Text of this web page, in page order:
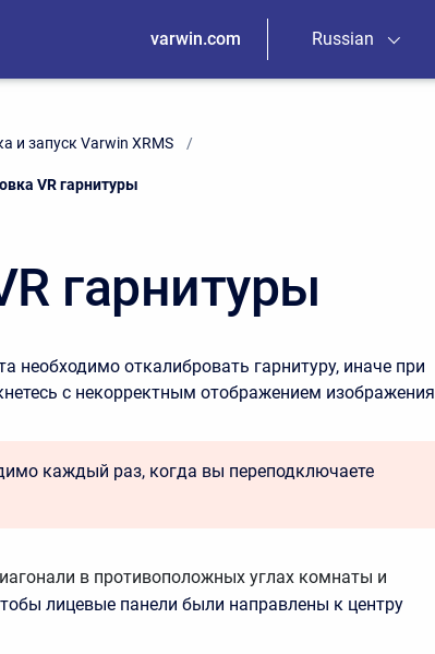
varwin.com Russian
и запуск Varwin XRMS
VR гарнитуры
гарнитуры
необходимо откалибровать гарнитуру, иначе при
с некорректным отображением изображения
каждый раз, когда вы переподключаете
в противоположных углах комнаты и
лицевые панели были направлены к центру